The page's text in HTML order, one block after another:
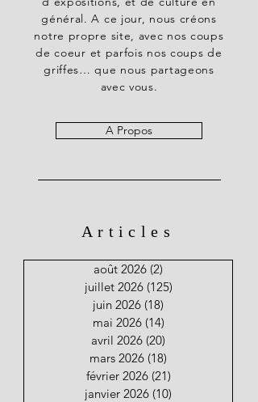
général. A ce jour, nous créons
notre propre site, avec nos coups
de coeur et parfois nos coups de
griffes… que nous partageons
avec vous.
A Propos
Articles
août 2026 (2)
juillet 2026 (125)
juin 2026 (18)
mai 2026 (14)
avril 2026 (20)
mars 2026 (18)
février 2026 (21)
janvier 2026 (10)